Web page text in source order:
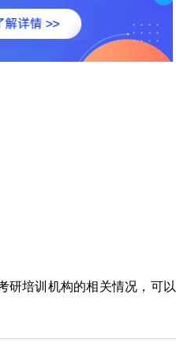
研培训机构的相关情况，可